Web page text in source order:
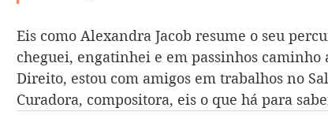
Eis como Alexandra Jacob resume o seu
cheguei, engatinhei e em passinhos
Direito, estou com amigos em trabalhos no
Curadora, compositora, eis o que há para